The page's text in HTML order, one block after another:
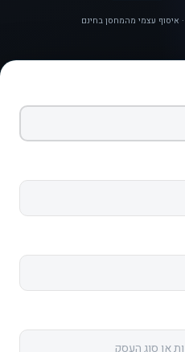
איסוף עצמי מהמחסן בחינם